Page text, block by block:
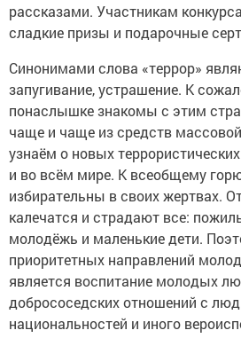
рассказами. Участникам
сладкие призы и подарочные
Синонимами слова «террор»
запугивание, устрашение. К
понаслышке знакомы с этим
чаще и чаще из средств
узнаём о новых
и во всём мире. К всеобщему
избирательны в своих жертвах.
калечатся и страдают все:
молодёжь и маленькие дети.
приоритетных направлений
является воспитание молодых
добрососедских отношений с
национальностей и иного